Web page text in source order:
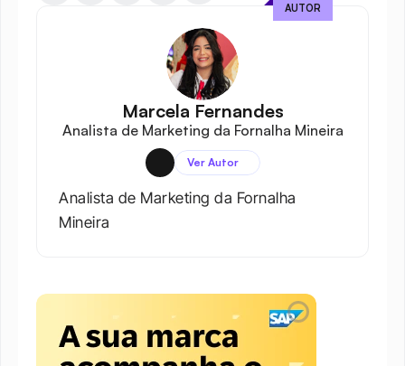
Marcela Fernandes
Analista de Marketing da Fornalha Mineira
Ver Autor
Analista de Marketing da Fornalha
Mineira
AUTOR